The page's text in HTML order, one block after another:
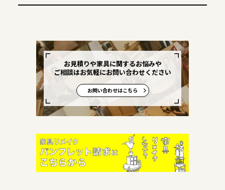
お見積りや家具に関するお悩みや
ご相談はお気軽にお問い合わせください
お問い合わせはこちら